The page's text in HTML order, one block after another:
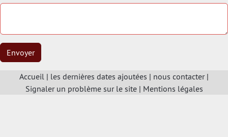
Envoyer
Accueil | les dernières dates ajoutées | nous contacter|
Signaler un problème sur le site| Mentions légales